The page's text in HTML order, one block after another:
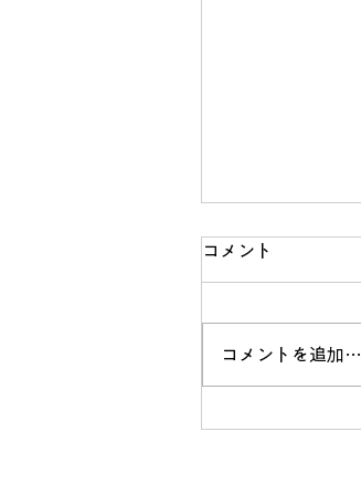
コメント
コメントを追加…